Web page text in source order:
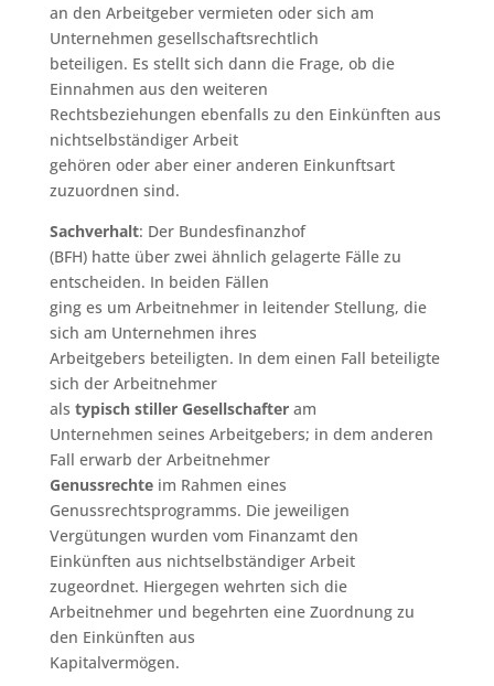
an den Arbeitgeber vermieten oder sich am
Unternehmen gesellschaftsrechtlich
beteiligen. Es stellt sich dann die Frage, ob die
Einnahmen aus den weiteren
Rechtsbeziehungen ebenfalls zu den Einkünften aus
nichtselbständiger Arbeit
gehören oder aber einer anderen Einkunftsart
zuzuordnen sind.
Sachverhalt: Der Bundesfinanzhof
(BFH) hatte über zwei ähnlich gelagerte Fälle zu
entscheiden. In beiden Fällen
ging es um Arbeitnehmer in leitender Stellung, die
sich am Unternehmen ihres
Arbeitgebers beteiligten. In dem einen Fall beteiligte
sich der Arbeitnehmer
als typisch stiller Gesellschafteram
Unternehmen seines Arbeitgebers; in dem anderen
Fall erwarb der Arbeitnehmer
Genussrechteim Rahmen eines
Genussrechtsprogramms. Die jeweiligen
Vergütungen wurden vom Finanzamt den
Einkünften aus nichtselbständiger Arbeit
zugeordnet. Hiergegen wehrten sich die
Arbeitnehmer und begehrten eine Zuordnung zu
den Einkünften aus
Kapitalvermögen.